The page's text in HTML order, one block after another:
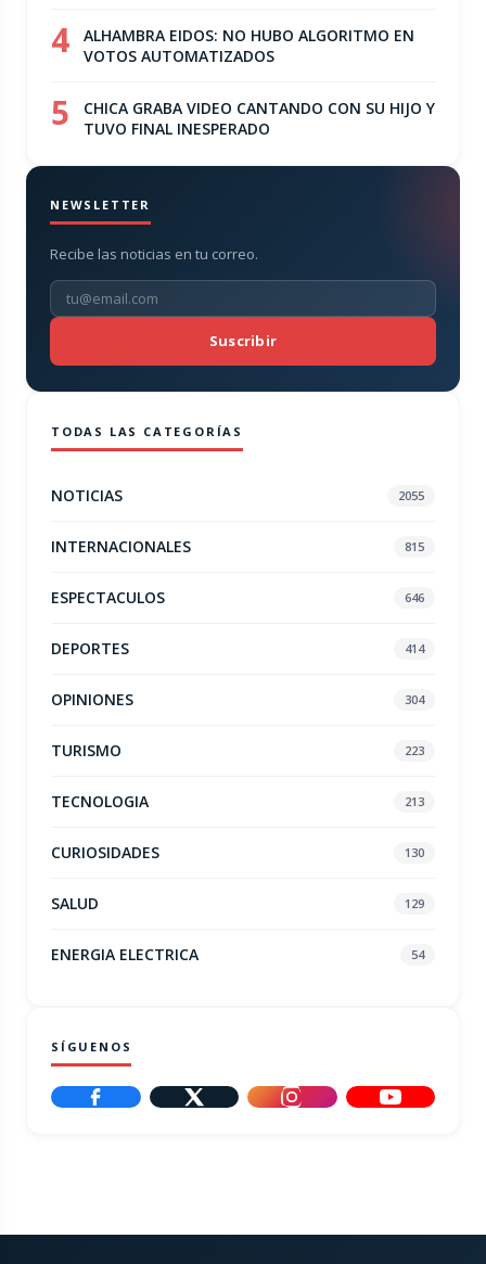
4
ALHAMBRA EIDOS: NO HUBO ALGORITMO EN
VOTOS AUTOMATIZADOS
5
CHICA GRABA VIDEO CANTANDO CON SU HIJO Y
TUVO FINAL INESPERADO
NEWSLETTER
Recibe las noticias en tu correo.
Suscribir
TODAS LAS CATEGORÍAS
NOTICIAS 2055
INTERNACIONALES 815
ESPECTACULOS 646
DEPORTES 414
OPINIONES 304
TURISMO 223
TECNOLOGIA 213
CURIOSIDADES 130
SALUD 129
ENERGIA ELECTRICA 54
SÍGUENOS